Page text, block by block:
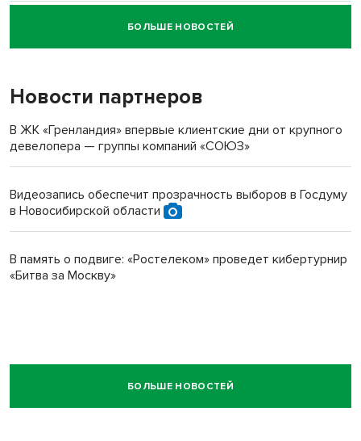
Новосибирский суд наказал водителя за смерть
пенсионерки на вокзале
БОЛЬШЕ НОВОСТЕЙ
Новости партнеров
В ЖК «Гренландия» впервые клиентские дни от крупного
девелопера — группы компаний «СОЮЗ»
Видеозапись обеспечит прозрачность выборов в Госдуму
в Новосибирской области
В память о подвиге: «Ростелеком» проведет кибертурнир
«Битва за Москву»
БОЛЬШЕ НОВОСТЕЙ